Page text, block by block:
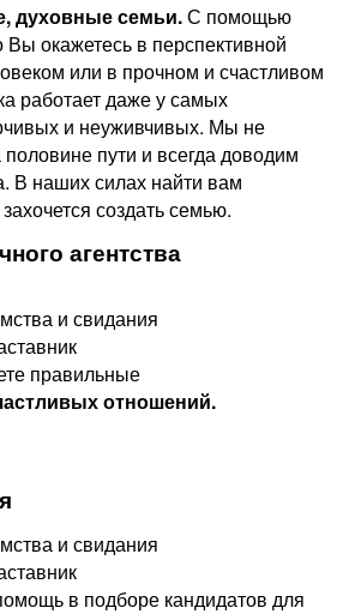
духовные семьи.С помощью
Вы окажетесь в перспективной
или в прочном и счастливом
работает даже у самых
и неуживчивых. Мы не
пути и всегда доводим
В наших силах найти вам
создать семью.
агентства
и свидания
правильные
отношений.
и свидания
в подборе кандидатов для